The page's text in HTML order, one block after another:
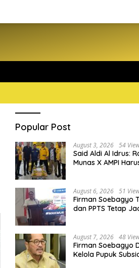
Popular Post
August 3, 2026 54
Said Aldi Al Idrus:
Munas X AMPI
August 6, 2026 51
Firman Soebagyo
dan PPTS Tetap
August 7, 2026 48
Firman Soebagyo
Kelola Pupuk